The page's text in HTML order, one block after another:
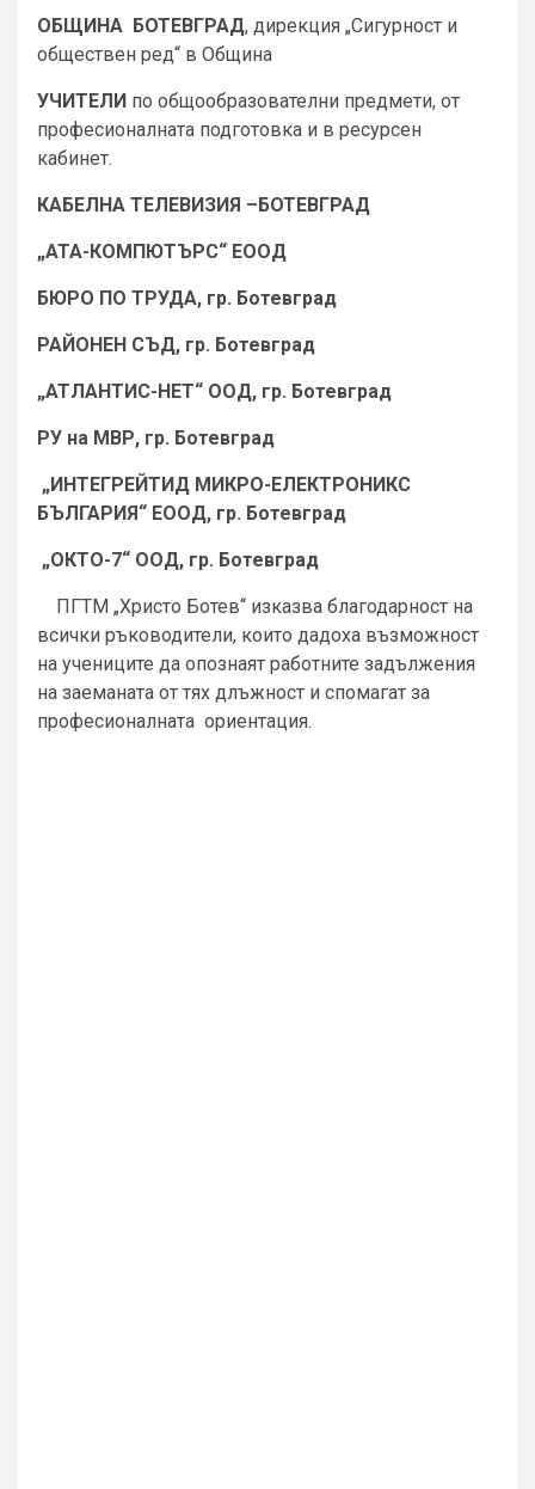
ОБЩИНА БОТЕВГРАД, дирекция „Сигурност и
обществен ред“ в Община
УЧИТЕЛИ по общообразователни предмети, от
професионалната подготовка и в ресурсен
кабинет.
КАБЕЛНА ТЕЛЕВИЗИЯ –БОТЕВГРАД
„АТА-КОМПЮТЪРС“ ЕООД
БЮРО ПО ТРУДА, гр. Ботевград
РАЙОНЕН СЪД, гр. Ботевград
„АТЛАНТИС-НЕТ“ ООД, гр. Ботевград
РУ на МВР, гр. Ботевград
„ИНТЕГРЕЙТИД МИКРО-ЕЛЕКТРОНИКС
БЪЛГАРИЯ“ ЕООД, гр. Ботевград
„ОКТО-7“ ООД, гр. Ботевград
ПГТМ „Христо Ботев“ изказва благодарност на
всички ръководители, които дадоха възможност
на учениците да опознаят работните задължения
на заеманата от тях длъжност и спомагат за
професионалната ориентация.